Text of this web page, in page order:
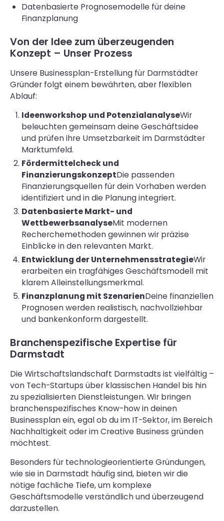
Datenbasierte Prognosemodelle für deine
Finanzplanung
Von der Idee zum überzeugenden
Konzept – Unser Prozess
Unsere Businessplan-Erstellung für Darmstädter
Gründer folgt einem bewährten, aber flexiblen
Ablauf:
Ideenworkshop und PotenzialanalyseWir
beleuchten gemeinsam deine Geschäftsidee
und prüfen ihre Umsetzbarkeit im Darmstädter
Marktumfeld.
Fördermittelcheck und
FinanzierungskonzeptDie passenden
Finanzierungsquellen für dein Vorhaben werden
identifiziert und in die Planung integriert.
Datenbasierte Markt- und
WettbewerbsanalyseMit modernen
Recherchemethoden gewinnen wir präzise
Einblicke in den relevanten Markt.
Entwicklung der UnternehmensstrategieWir
erarbeiten ein tragfähiges Geschäftsmodell mit
klarem Alleinstellungsmerkmal.
Finanzplanung mit SzenarienDeine finanziellen
Prognosen werden realistisch, nachvollziehbar
und bankenkonform dargestellt.
Branchenspezifische Expertise für
Darmstadt
Die Wirtschaftslandschaft Darmstadts ist vielfältig –
von Tech-Startups über klassischen Handel bis hin
zu spezialisierten Dienstleistungen. Wir bringen
branchenspezifisches Know-how in deinen
Businessplan ein, egal ob du im IT-Sektor, im Bereich
Nachhaltigkeit oder im Creative Business gründen
möchtest.
Besonders für technologieorientierte Gründungen,
wie sie in Darmstadt häufig sind, bieten wir die
nötige fachliche Tiefe, um komplexe
Geschäftsmodelle verständlich und überzeugend
darzustellen.